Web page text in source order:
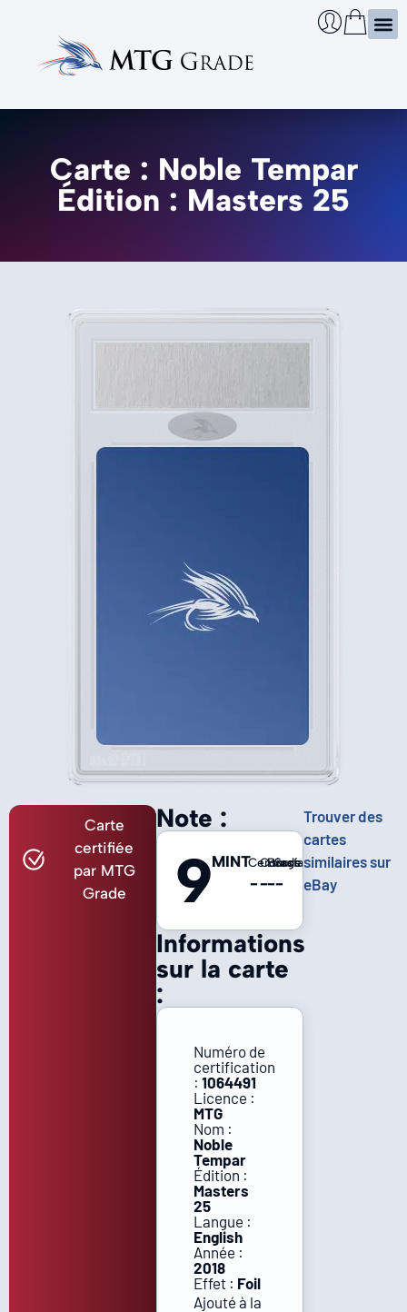
Carte : Noble Tempar
Édition : Masters 25
Carte
certifiée
par MTG
Grade
Informations
sur la carte
:
Numéro de
certification
: 1064491
Licence :
MTG
Nom :
Noble
Tempar
Édition :
Masters
25
Langue :
English
Année :
2018
Effet : Foil
Ajouté à la
Note :
9MINTCentrage
-
Coins
-
Bords
-
Surface
-
Trouver des
cartes
similaires sur
eBay